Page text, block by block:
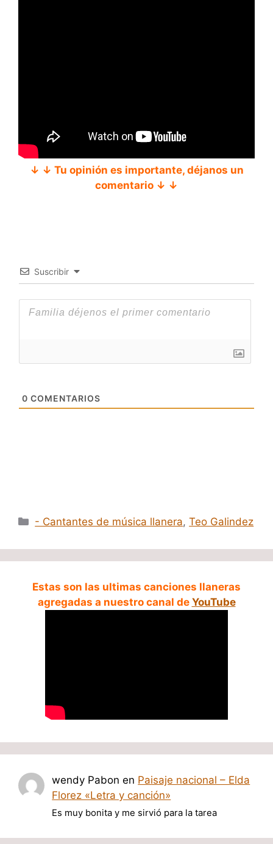
↓ ↓ Tu opinión es importante, déjanos un
comentario ↓ ↓
Suscribir
0 COMENTARIOS
Categorías
- Cantantes de música llanera,Teo Galindez
Estas son las ultimas canciones llaneras
agregadas a nuestro canal de YouTube
wendy Pabon en Paisaje nacional – Elda
Florez «Letra y canción»
Es muy bonita y me sirvió para la tarea